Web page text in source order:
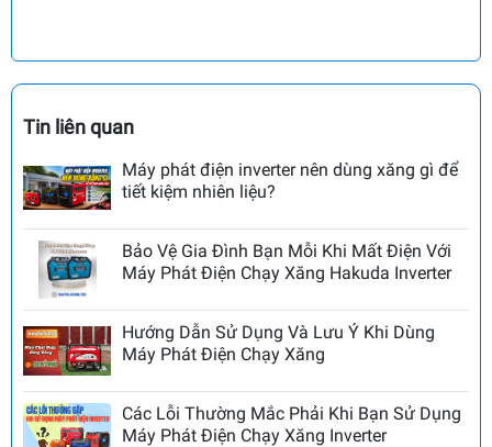
Tin liên quan
Máy phát điện inverter nên dùng xăng gì để
tiết kiệm nhiên liệu?
Bảo Vệ Gia Đình Bạn Mỗi Khi Mất Điện Với
Máy Phát Điện Chạy Xăng Hakuda Inverter
Hướng Dẫn Sử Dụng Và Lưu Ý Khi Dùng
Máy Phát Điện Chạy Xăng
Các Lỗi Thường Mắc Phải Khi Bạn Sử Dụng
Máy Phát Điện Chạy Xăng Inverter